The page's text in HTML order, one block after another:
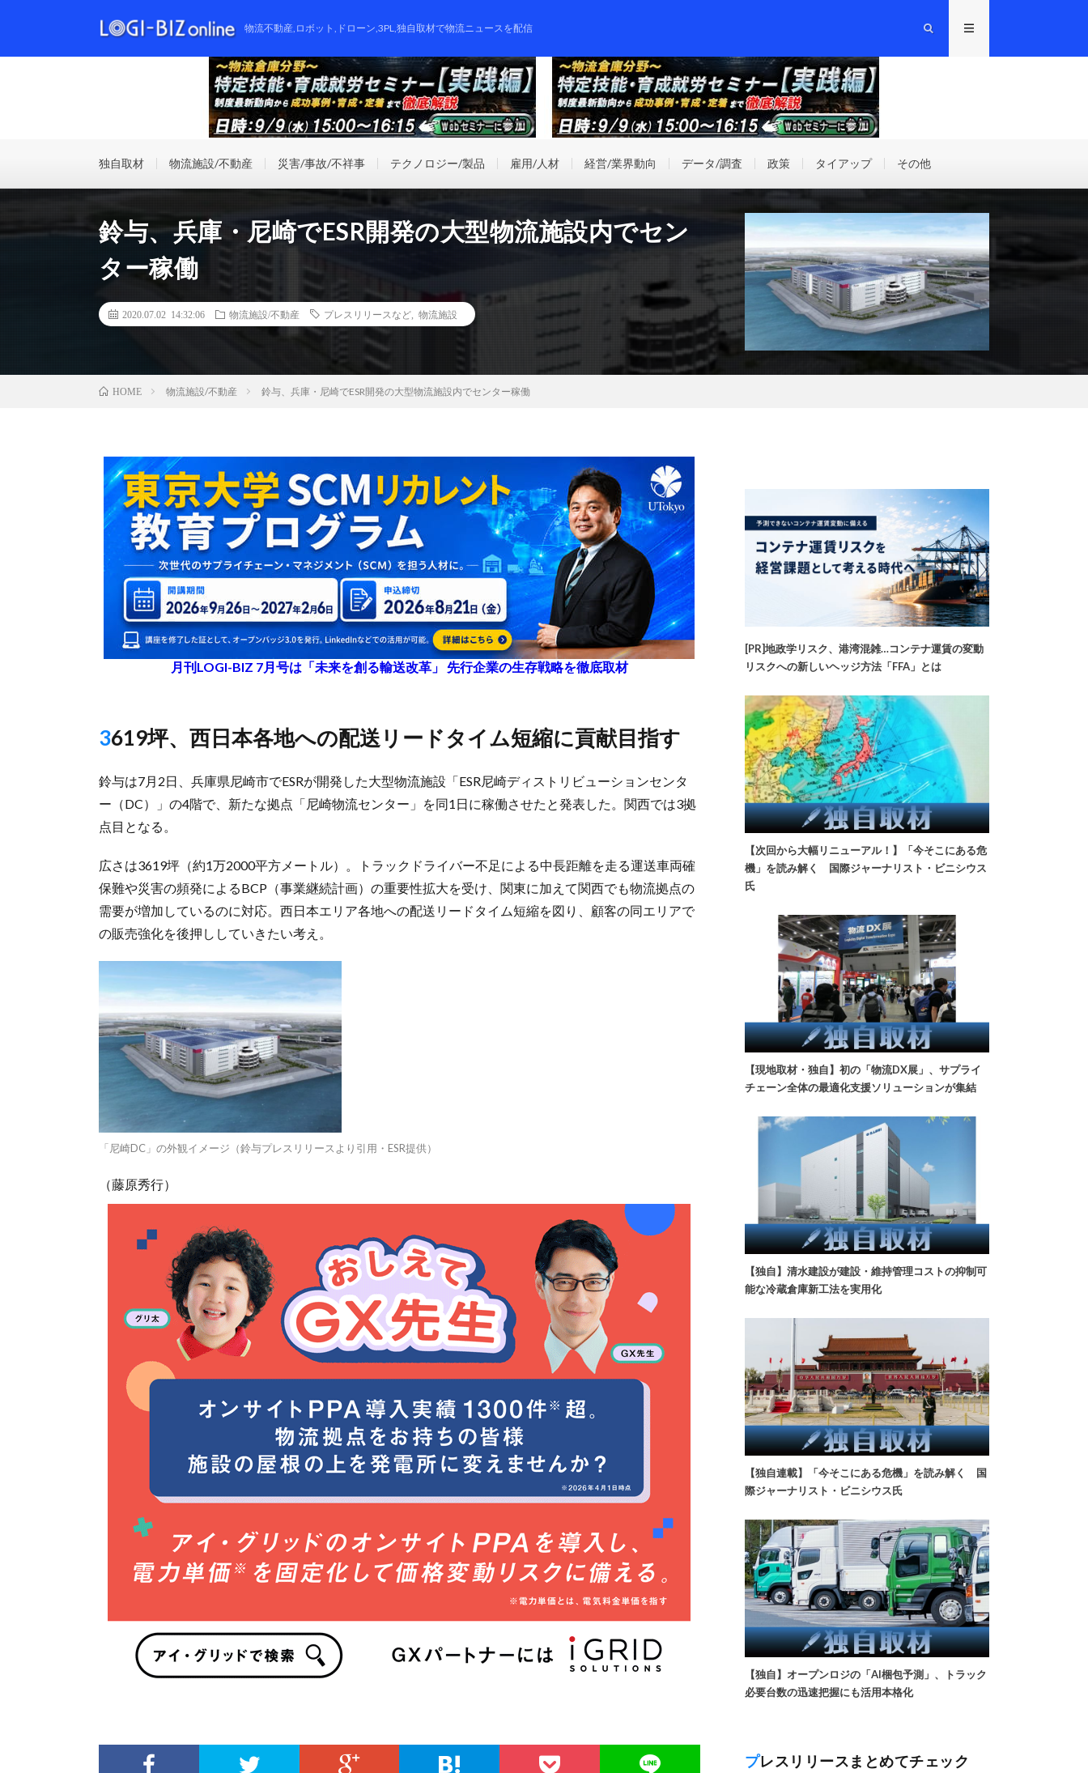
物流不動産,ロボット,ドローン,3PL,独自取材で物流ニュースを配信
独自取材 物流施設/不動産 災害/事故/不祥事 テクノロジー/製品 雇用/人材 経営/業界動向 データ/調査 政策 タイアップ その他
鈴与、兵庫・尼崎でESR開発の大型物流施設内でセン
ター稼働
2020.07.02 14:32:06 物流施設/不動産 プレスリリースなど 物流施設
HOME 物流施設/不動産 鈴与、兵庫・尼崎でESR開発の大型物流施設内でセンター稼働
月刊LOGI-BIZ 7月号は「未来を創る輸送改革」 先行企業の生存戦略を徹底取材
3619坪、西日本各地への配送リードタイム短縮に貢献目指す
鈴与は7月2日、兵庫県尼崎市でESRが開発した大型物流施設「ESR尼崎ディストリビューションセンタ
ー（DC）」の4階で、新たな拠点「尼崎物流センター」を同1日に稼働させたと発表した。関西では3拠
点目となる。
広さは3619坪（約1万2000平方メートル）。トラックドライバー不足による中長距離を走る運送車両確
保難や災害の頻発によるBCP（事業継続計画）の重要性拡大を受け、関東に加えて関西でも物流拠点の
需要が増加しているのに対応。西日本エリア各地への配送リードタイム短縮を図り、顧客の同エリアで
の販売強化を後押ししていきたい考え。
「尼崎DC」の外観イメージ（鈴与プレスリリースより引用・ESR提供）
（藤原秀行）
[PR]地政学リスク、港湾混雑…コンテナ運賃の変動
リスクへの新しいヘッジ方法「FFA」とは
【次回から大幅リニューアル！】「今そこにある危
機」を読み解く 国際ジャーナリスト・ビニシウス
氏
【現地取材・独自】初の「物流DX展」、サプライ
チェーン全体の最適化支援ソリューションが集結
【独自】清水建設が建設・維持管理コストの抑制可
能な冷蔵倉庫新工法を実用化
【独自連載】「今そこにある危機」を読み解く 国
際ジャーナリスト・ビニシウス氏
【独自】オープンロジの「AI梱包予測」、トラック
必要台数の迅速把握にも活用本格化
プレスリリースまとめてチェック